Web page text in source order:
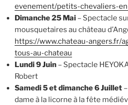
evenement/petits-chevaliers-
Dimanche 25 Mai – Spectacle
mousquetaires au château
https://www.chateau-angers.fr/
tous-au-chateau
Lundi 9 Juin – Spectacle
Robert
Samedi 5 et dimanche 6 Juillet
dame à la licorne à la fête